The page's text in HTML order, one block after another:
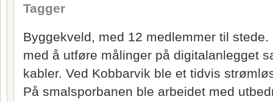
Tagger
Byggekveld, med 12 medlemmer til
med å utføre målinger på digitalanlegget
kabler. Ved Kobbarvik ble et tidvis
På smalsporbanen ble arbeidet med